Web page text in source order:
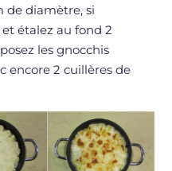
de diamètre, si
étalez au fond 2
les gnocchis
encore 2 cuillères de